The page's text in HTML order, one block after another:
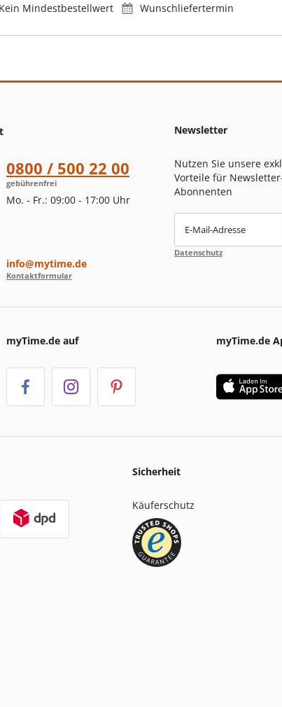
Kein Mindestbestellwert Wunschliefertermin
0800 / 500 22 00
gebührenfrei
Mo. - Fr.: 09:00 - 17:00 Uhr
info@mytime.de
Kontaktformular
Newsletter
Nutzen Sie unsere
Vorteile für
Abonnenten
E-Mail-Adresse
Datenschutz
myTime.de auf myTime.de
Sicherheit
Käuferschutz